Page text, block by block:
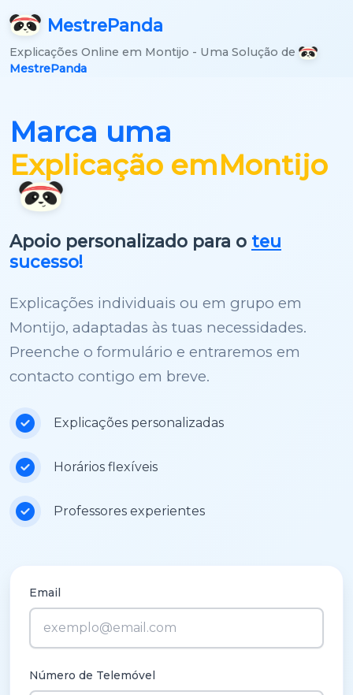
MestrePanda
Explicações Online em Montijo - Uma Solução de
MestrePanda
Marca uma
Explicação emMontijo
Apoio personalizado para o teu
sucesso!
Explicações individuais ou em grupo em
Montijo, adaptadas às tuas necessidades.
Preenche o formulário e entraremos em
contacto contigo em breve.
Explicações personalizadas
Horários flexíveis
Professores experientes
Email
Número de Telemóvel